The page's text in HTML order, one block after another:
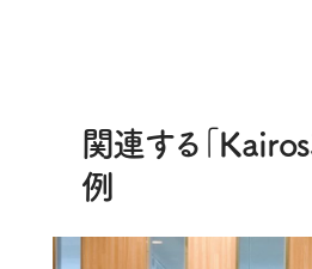
関連する「
例